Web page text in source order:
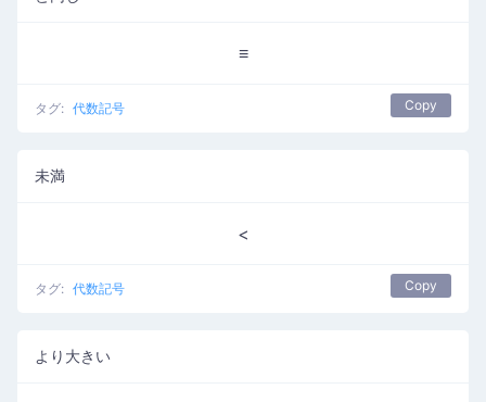
≡
タグ: 代数記号 Copy
未満
<
タグ: 代数記号 Copy
より大きい